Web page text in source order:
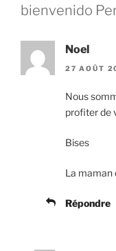
bienvenido
Noel
27 AOÛT
Nous
profiter de
Bises
La maman
Répondre